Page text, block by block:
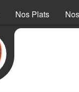
Nos Plats